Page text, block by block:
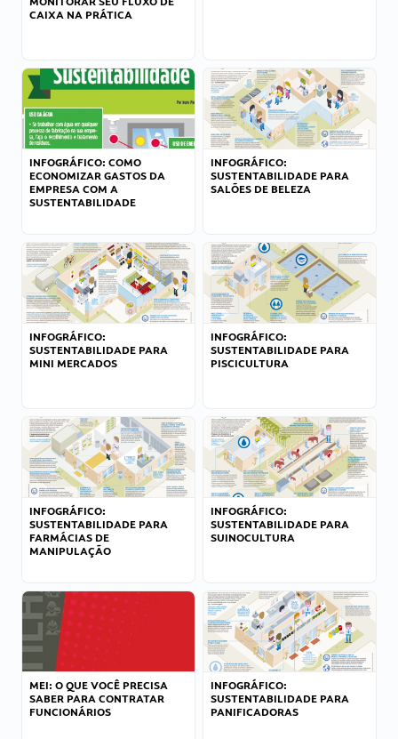
CAIXA NA PRÁTICA
INFOGRÁFICO: COMO
ECONOMIZAR GASTOS DA
EMPRESA COM A
SUSTENTABILIDADE
INFOGRÁFICO:
SUSTENTABILIDADE PARA
SALÕES DE BELEZA
INFOGRÁFICO:
SUSTENTABILIDADE PARA
MINI MERCADOS
INFOGRÁFICO:
SUSTENTABILIDADE PARA
PISCICULTURA
INFOGRÁFICO:
SUSTENTABILIDADE PARA
FARMÁCIAS DE
MANIPULAÇÃO
INFOGRÁFICO:
SUSTENTABILIDADE PARA
SUINOCULTURA
MEI: O QUE VOCÊ PRECISA
SABER PARA CONTRATAR
FUNCIONÁRIOS
INFOGRÁFICO:
SUSTENTABILIDADE PARA
PANIFICADORAS